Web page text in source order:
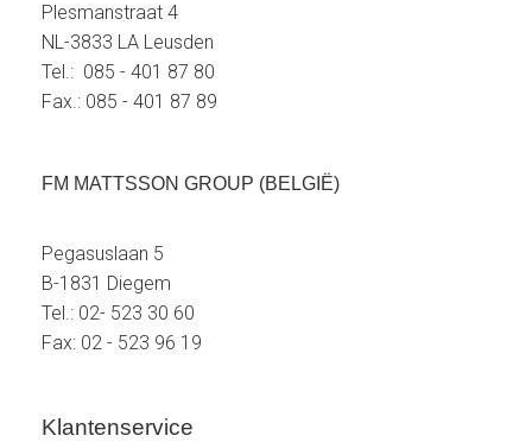
Plesmanstraat 4
NL-3833 LA Leusden
Tel.: 085 - 401 87 80
Fax.: 085 - 401 87 89
FM MATTSSON GROUP (BELGIË)
Pegasuslaan 5
B-1831 Diegem
Tel.: 02- 523 30 60
Fax: 02 - 523 96 19
Klantenservice